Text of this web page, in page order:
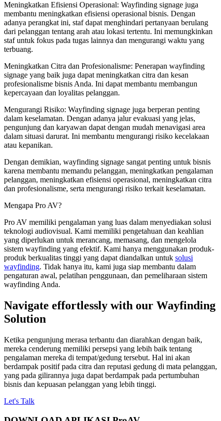
Meningkatkan Efisiensi Operasional: Wayfinding signage juga
membantu meningkatkan efisiensi operasional bisnis. Dengan
adanya perangkat ini, staf dapat menghindari pertanyaan berulang
dari pelanggan tentang arah atau lokasi tertentu. Ini memungkinkan
staf untuk fokus pada tugas lainnya dan mengurangi waktu yang
terbuang.
Meningkatkan Citra dan Profesionalisme: Penerapan wayfinding
signage yang baik juga dapat meningkatkan citra dan kesan
profesionalisme bisnis Anda. Ini dapat membantu membangun
kepercayaan dan loyalitas pelanggan.
Mengurangi Risiko: Wayfinding signage juga berperan penting
dalam keselamatan. Dengan adanya jalur evakuasi yang jelas,
pengunjung dan karyawan dapat dengan mudah menavigasi area
dalam situasi darurat. Ini membantu mengurangi risiko kecelakaan
atau kepanikan.
Dengan demikian, wayfinding signage sangat penting untuk bisnis
karena membantu memandu pelanggan, meningkatkan pengalaman
pelanggan, meningkatkan efisiensi operasional, meningkatkan citra
dan profesionalisme, serta mengurangi risiko terkait keselamatan.
Mengapa Pro AV?
Pro AV memiliki pengalaman yang luas dalam menyediakan solusi
teknologi audiovisual. Kami memiliki pengetahuan dan keahlian
yang diperlukan untuk merancang, memasang, dan mengelola
sistem wayfinding yang efektif. Kami hanya menggunakan produk-
produk berkualitas tinggi yang dapat diandalkan untuk solusi
wayfinding. Tidak hanya itu, kami juga siap membantu dalam
pengaturan awal, pelatihan penggunaan, dan pemeliharaan sistem
wayfinding Anda.
Navigate effortlessly with our Wayfinding
Solution
Ketika pengunjung merasa terbantu dan diarahkan dengan baik,
mereka cenderung memiliki persepsi yang lebih baik tentang
pengalaman mereka di tempat/gedung tersebut. Hal ini akan
berdampak positif pada citra dan reputasi gedung di mata pelanggan,
yang pada gilirannya juga dapat berdampak pada pertumbuhan
bisnis dan kepuasan pelanggan yang lebih tinggi.
Let's Talk